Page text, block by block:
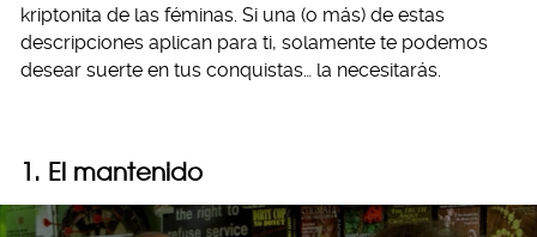
kriptonita de las féminas. Si una (o más) de estas
descripciones aplican para ti, solamente te podemos
desear suerte en tus conquistas… la necesitarás.
1. El mantenido